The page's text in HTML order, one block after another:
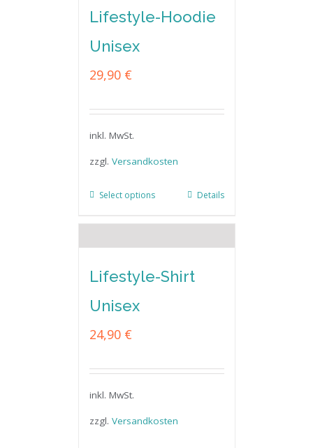
Lifestyle-Hoodie
Unisex
29,90 €
inkl. MwSt.
zzgl. Versandkosten
Select options Details
Lifestyle-Shirt
Unisex
24,90 €
inkl. MwSt.
zzgl. Versandkosten